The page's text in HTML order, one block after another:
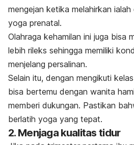
mengejan ketika melahirkan
yoga prenatal.
Olahraga kehamilan ini juga bisa
lebih rileks sehingga memiliki
menjelang persalinan.
Selain itu, dengan mengikuti
bisa bertemu dengan wanita
memberi dukungan. Pastikan
berlatih yoga yang tepat.
2. Menjaga kualitas tidur